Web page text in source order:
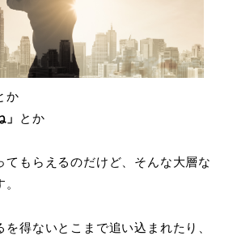
か
とか
てもらえるのだけど、そんな大層な
得ないとこまで追い込まれたり、